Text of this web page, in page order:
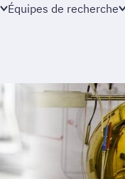
Équipes de recherche